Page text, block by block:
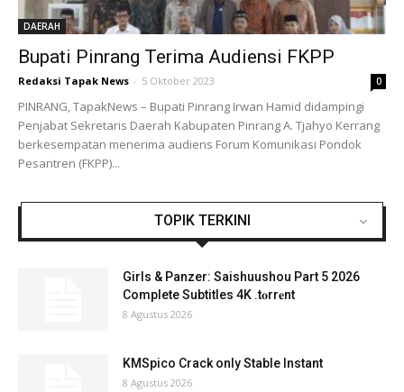
DAERAH
Bupati Pinrang Terima Audiensi FKPP
Redaksi Tapak News - 5 Oktober 2023 0
PINRANG, TapakNews – Bupati Pinrang Irwan Hamid didampingi
Penjabat Sekretaris Daerah Kabupaten Pinrang A. Tjahyo Kerrang
berkesempatan menerima audiens Forum Komunikasi Pondok
Pesantren (FKPP)...
TOPIK TERKINI
Girls & Panzer: Saishuushou Part 5 2026
Complete Subtitles 4K .t𝐨rr𝐞nt
8 Agustus 2026
KMSpico Crack only Stable Instant
8 Agustus 2026